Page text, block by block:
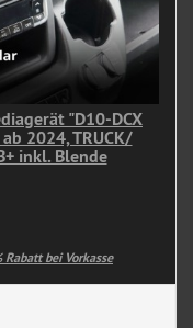
"D10-DCX
2024, TRUCK/
inkl. Blende
Rabatt bei Vorkasse